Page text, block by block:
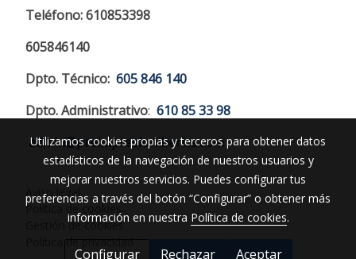
Teléfono: 610853398
605846140
Dpto. Técnico: 605 846 140
Dpto. Administrativo: 610 85 33 98
admin@preimpresioniberica.com
Aviso legal
Política de cookies
Gestión de cookies
Política de privacidad
Utilizamos cookies propias y terceros para obtener datos
estadísticos de la navegación de nuestros usuarios y
mejorar nuestros servicios. Puedes configurar tus
preferencias a través del botón “Configurar” o obtener más
información en nuestra Política de cookies.
Configurar Rechazar Aceptar